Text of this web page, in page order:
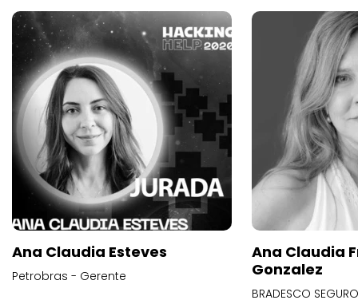
Ana Claudia Esteves
Petrobras - Gerente
Ana Claudia
Gonzalez
BRADESCO